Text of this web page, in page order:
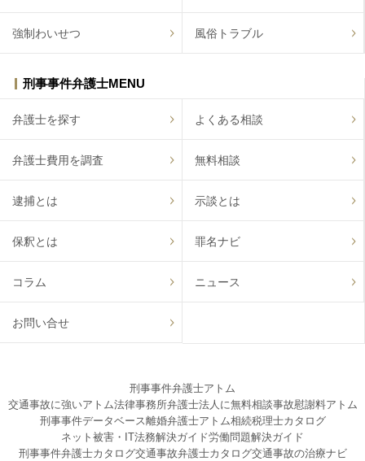
強制わいせつ 風俗トラブル
刑事事件弁護士MENU
弁護士を探す よくある相談
弁護士費用を調査 無料相談
逮捕とは 示談とは
保釈とは 罪名ナビ
コラム ニュース
お問い合せ
刑事事件弁護士アトム
交通事故に強いアトム法律事務所弁護士法人に無料相談事故慰謝料アトム
刑事事件データベース離婚弁護士アトム相続税理士カタログ
ネット被害・IT法務解決ガイド労働問題解決ガイド
刑事事件弁護士カタログ交通事故弁護士カタログ交通事故の治療ナビ